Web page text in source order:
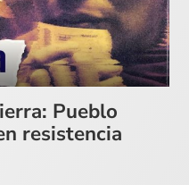
Pueblo
resistencia